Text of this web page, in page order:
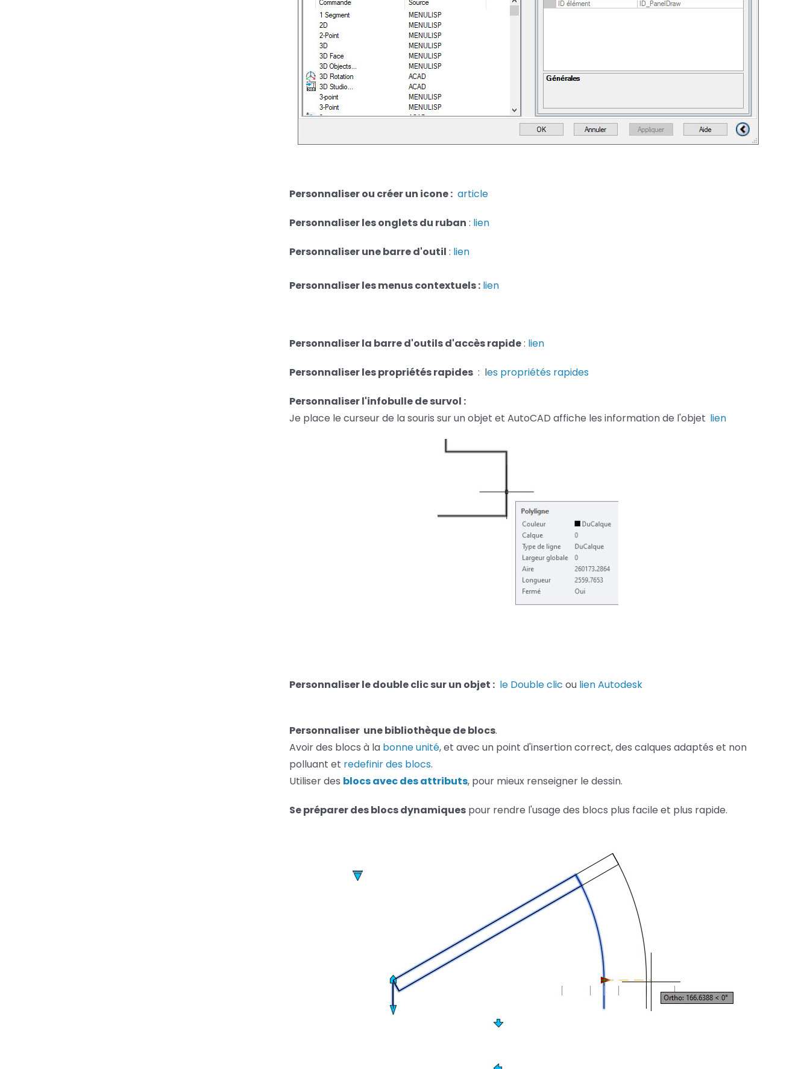
Personnaliser ou créer un icone : article
Personnaliser les onglets du ruban : lien
Personnaliser une barre d'outil : lien
Personnaliser les menus contextuels : lien
Personnaliser la barre d'outils d'accès rapide: lien
Personnaliser les propriétés rapides: les propriétés rapides
Personnaliser l'infobulle de survol :
Je place le curseur de la souris sur un objet et AutoCAD affiche les information de l'objet lien
Personnaliser le double clic sur un objet : le Double clic ou lien Autodesk
Personnaliser une bibliothèque de blocs.
Avoir des blocs à la bonne unité, et avec un point d'insertion correct, des calques adaptés et non
polluant et redefinir des blocs.
Utiliser des blocs avec des attributs, pour mieux renseigner le dessin.
Se préparer des blocs dynamiquespour rendre l'usage des blocs plus facile et plus rapide.